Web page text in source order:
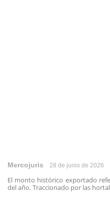
Mercojuris 28 de junio de 2026
El monto histórico exportado
del año. Traccionado por las